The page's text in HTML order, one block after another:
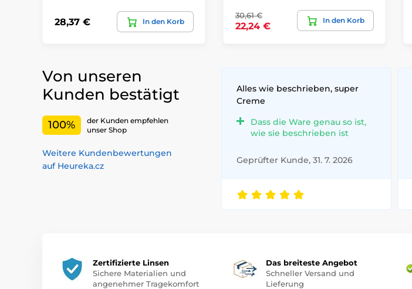
28,37 € In den Korb
30,61 €
22,24 €
In den Korb
Von unseren
Kunden bestätigt
100%
der Kunden empfehlen
unser Shop
Weitere Kundenbewertungen
auf Heureka.cz
Alles wie beschrieben, super
Creme
Dass die Ware genau so ist,
wie sie beschrieben ist
Geprüfter Kunde, 31. 7. 2026
Zertifizierte Linsen
Sichere Materialien und
angenehmer Tragekomfort
Das breiteste Angebot
Schneller Versand und
Lieferung